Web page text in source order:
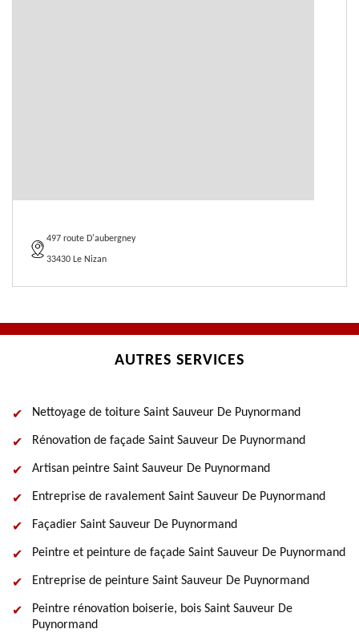
497 route D'aubergney
33430 Le Nizan
AUTRES SERVICES
Nettoyage de toiture Saint Sauveur De Puynormand
Rénovation de façade Saint Sauveur De Puynormand
Artisan peintre Saint Sauveur De Puynormand
Entreprise de ravalement Saint Sauveur De Puynormand
Façadier Saint Sauveur De Puynormand
Peintre et peinture de façade Saint Sauveur De Puynormand
Entreprise de peinture Saint Sauveur De Puynormand
Peintre rénovation boiserie, bois Saint Sauveur De
Puynormand